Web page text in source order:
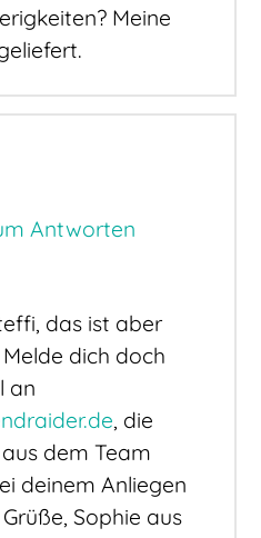
Meine
Antworten
das ist aber
dich doch
an
, die
dem Team
deinem Anliegen
Sophie aus